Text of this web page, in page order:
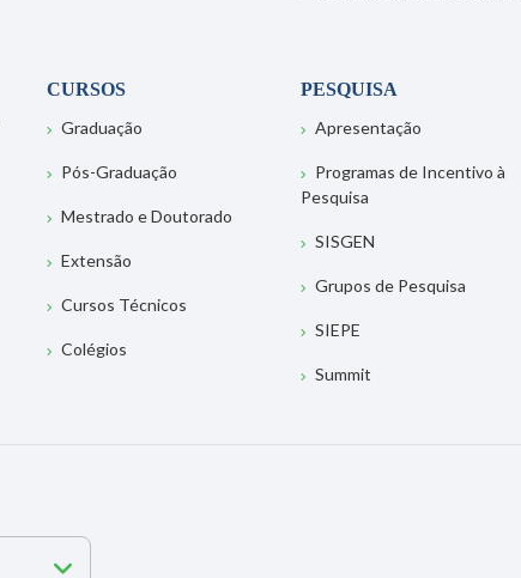
CURSOS
Graduação
Pós-Graduação
Mestrado e Doutorado
Extensão
Cursos Técnicos
Colégios
PESQUISA
Apresentação
Programas de Incentivo à
Pesquisa
SISGEN
Grupos de Pesquisa
SIEPE
Summit